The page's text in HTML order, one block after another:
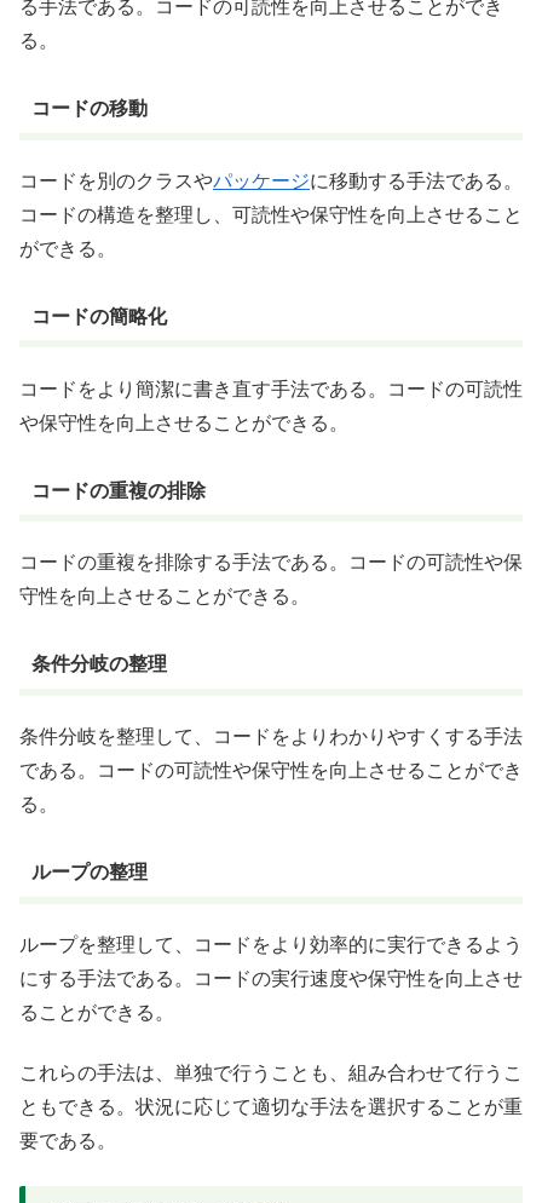
る手法である。コードの可読性を向上させることができ
る。
コードの移動
コードを別のクラスやパッケージに移動する手法である。
コードの構造を整理し、可読性や保守性を向上させること
ができる。
コードの簡略化
コードをより簡潔に書き直す手法である。コードの可読性
や保守性を向上させることができる。
コードの重複の排除
コードの重複を排除する手法である。コードの可読性や保
守性を向上させることができる。
条件分岐の整理
条件分岐を整理して、コードをよりわかりやすくする手法
である。コードの可読性や保守性を向上させることができ
る。
ループの整理
ループを整理して、コードをより効率的に実行できるよう
にする手法である。コードの実行速度や保守性を向上させ
ることができる。
これらの手法は、単独で行うことも、組み合わせて行うこ
ともできる。状況に応じて適切な手法を選択することが重
要である。